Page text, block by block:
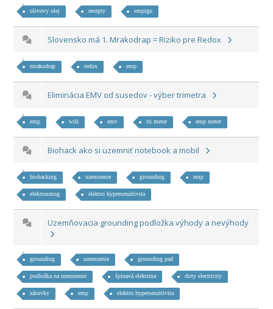
olivovy olej recepty empigo
Slovensko má 1. Mrakodrap = Riziko pre Redox
mrakodrap redox emp
Eliminácia EMV od susedov - výber trimetra
emp wifi emv tri meter emp meter
Biohack ako si uzemniť notebook a mobil
biohacking uzemnenie grounding emp
elektrosmog elektro hypersenzitivita
Uzemňovacia grounding podložka výhody a nevýhody
grounding uzemnenie grounding pad
podložka na uzemnenie špinavá elektrina dirty electricity
zásuvky emp elektro hypersenzitivita